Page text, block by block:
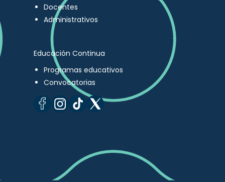
Docentes
Administrativos
Educación Continua
Programas educativos
Convocatorias